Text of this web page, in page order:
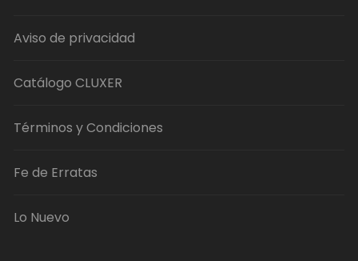
Aviso de privacidad
Catálogo CLUXER
Términos y Condiciones
Fe de Erratas
Lo Nuevo